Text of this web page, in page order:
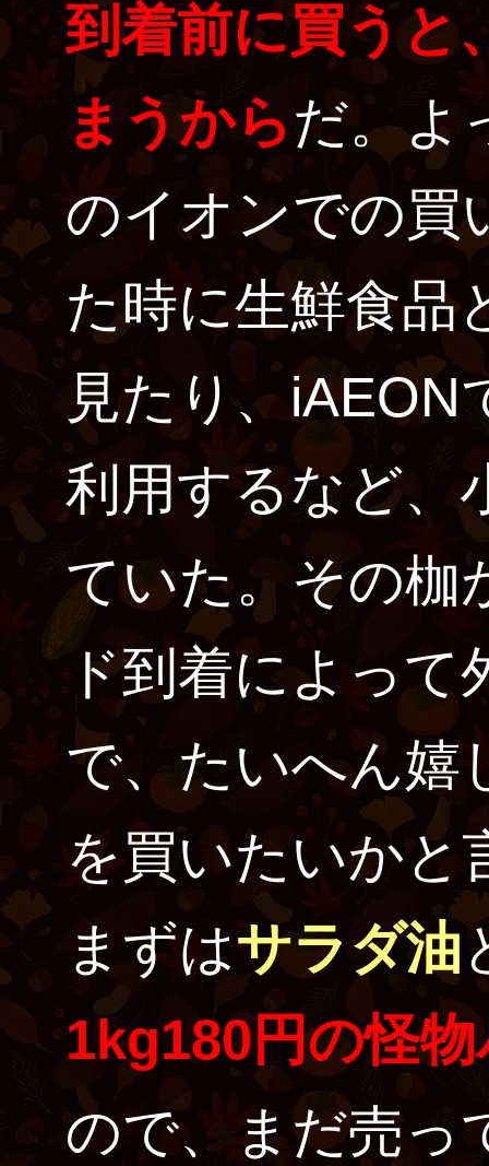
到着前に買うと
まうからだ。よ
のイオンでの買
た時に生鮮食品
見たり、
利用するなど、
ていた。その枷
ド到着によっ
で、たいへん嬉
を買いたいか
まずはサラダ油
1kg180円の怪
ので、まだ売っ